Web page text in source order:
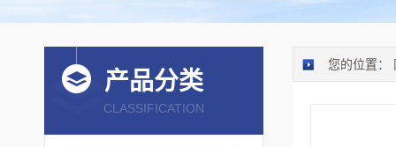
您的位置：
产品分类
CLASSIFICATION